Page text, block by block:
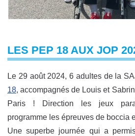
LES PEP 18 AUX JOP
Le 29 août 2024, 6 adultes de la
18, accompagnés de Louis et
Paris ! Direction les jeux
programme les épreuves de boccia
Une superbe journée qui a